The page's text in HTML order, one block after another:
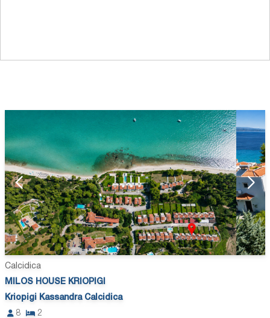
Calcidica
MILOS HOUSE KRIOPIGI
Kriopigi Kassandra Calcidica
8
2